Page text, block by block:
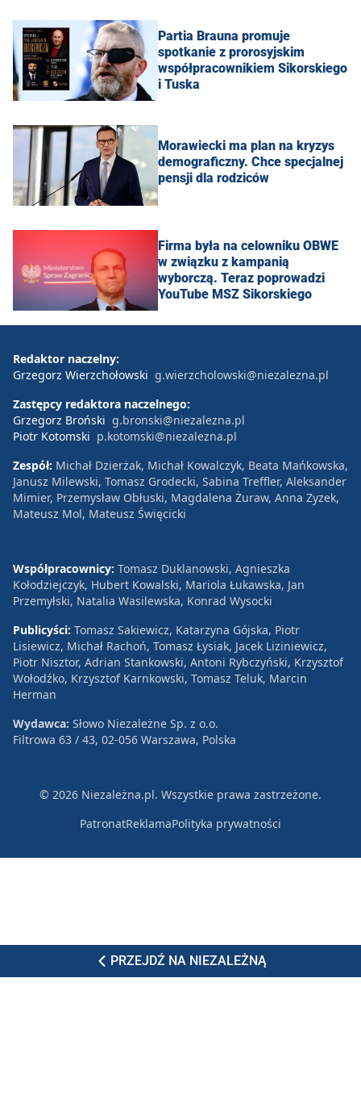
Partia Brauna promuje
spotkanie z prorosyjskim
współpracownikiem Sikorskiego
i Tuska
Morawiecki ma plan na kryzys
demograficzny. Chce specjalnej
pensji dla rodziców
Firma była na celowniku OBWE
w związku z kampanią
wyborczą. Teraz poprowadzi
YouTube MSZ Sikorskiego
PRZEJDŹ NA NIEZALEŻNĄ
Redaktor naczelny:
Grzegorz Wierzchołowski g.wierzcholowski@niezalezna.pl
Zastępcy redaktora naczelnego:
Grzegorz Broński g.bronski@niezalezna.pl
Piotr Kotomski p.kotomski@niezalezna.pl
Zespół: Michał Dzierżak, Michał Kowalczyk, Beata Mańkowska,
Janusz Milewski, Tomasz Grodecki, Sabina Treffler, Aleksander
Mimier, Przemysław Obłuski, Magdalena Żuraw, Anna Zyzek,
Mateusz Mol, Mateusz Święcicki
Współpracownicy: Tomasz Duklanowski, Agnieszka
Kołodziejczyk, Hubert Kowalski, Mariola Łukawska, Jan
Przemyłski, Natalia Wasilewska, Konrad Wysocki
Publicyści: Tomasz Sakiewicz, Katarzyna Gójska, Piotr
Lisiewicz, Michał Rachoń, Tomasz Łysiak, Jacek Liziniewicz,
Piotr Nisztor, Adrian Stankowski, Antoni Rybczyński, Krzysztof
Wołodźko, Krzysztof Karnkowski, Tomasz Teluk, Marcin
Herman
Wydawca: Słowo Niezależne Sp. z o.o.
Filtrowa 63 / 43, 02-056 Warszawa, Polska
© 2026 Niezależna.pl. Wszystkie prawa zastrzeżone.
PatronatReklamaPolityka prywatności